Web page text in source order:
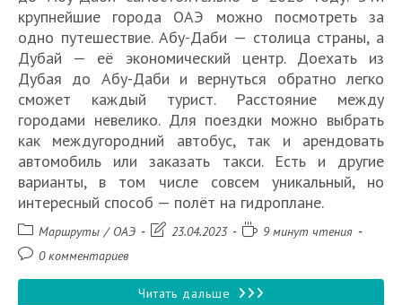
крупнейшие города ОАЭ можно посмотреть за
одно путешествие. Абу-Даби — столица страны, а
Дубай — её экономический центр. Доехать из
Дубая до Абу-Даби и вернуться обратно легко
сможет каждый турист. Расстояние между
городами невелико. Для поездки можно выбрать
как междугородний автобус, так и арендовать
автомобиль или заказать такси. Есть и другие
варианты, в том числе совсем уникальный, но
интересный способ — полёт на гидроплане.
Рубрика
записи:
Маршруты / ОАЭ
Запись23.04.2023
Время9 минут чтения
Комментарии
0 комментариев
Читать дальше Как